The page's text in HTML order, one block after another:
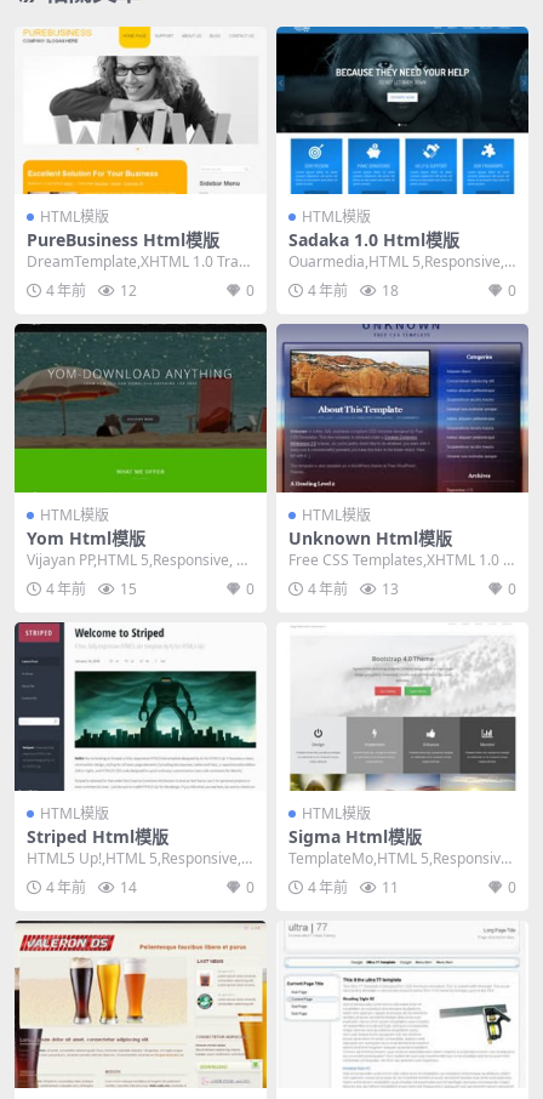
HTML模版
PureBusiness Html模版
DreamTemplate,XHTML 1.0 Trans
itional,Fix...
4 年前 12 0
HTML模版
Sadaka 1.0 Html模版
Ouarmedia,HTML 5,Responsive, 4
Columns,M...
4 年前 18 0
HTML模版
Yom Html模版
Vijayan PP,HTML 5,Responsive, 3
Columns,...
4 年前 15 0
HTML模版
Unknown Html模版
Free CSS Templates,XHTML 1.0 St
rict,Fixe...
4 年前 13 0
HTML模版
Striped Html模版
HTML5 Up!,HTML 5,Responsive, 2
Columns,D...
4 年前 14 0
HTML模版
Sigma Html模版
TemplateMo,HTML 5,Responsive,
Mixed Colu...
4 年前 11 0